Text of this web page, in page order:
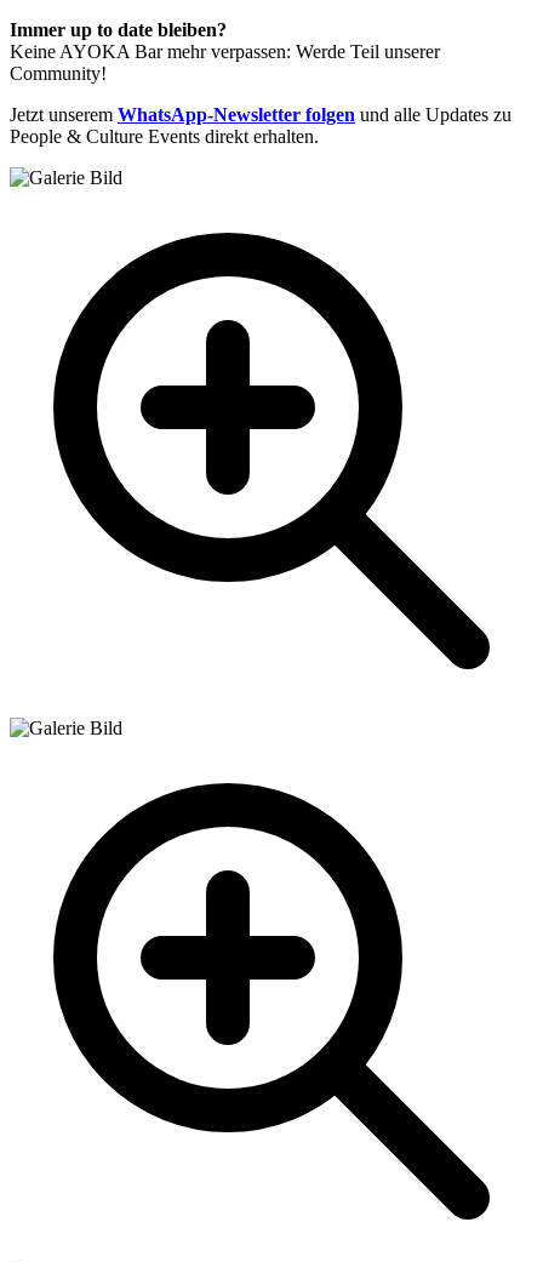
Immer up to date bleiben?
Keine AYOKA Bar mehr verpassen: Werde Teil unserer
Community!
Jetzt unserem WhatsApp-Newsletter folgen und alle Updates zu
People & Culture Events direkt erhalten.